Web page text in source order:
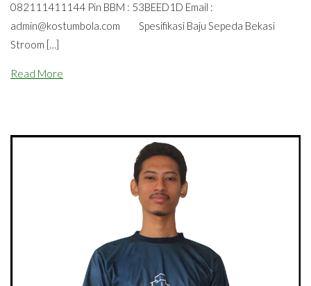
082111411144 Pin BBM : 53BEED1D Email :
admin@kostumbola.com Spesifikasi Baju Sepeda Bekasi
Stroom […]
Read More